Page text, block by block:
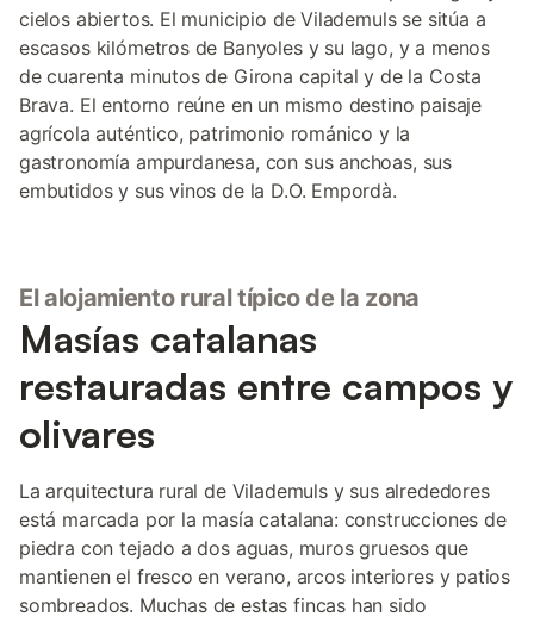
cielos abiertos. El municipio de Vilademuls se sitúa a
escasos kilómetros de Banyoles y su lago, y a menos
de cuarenta minutos de Girona capital y de la Costa
Brava. El entorno reúne en un mismo destino paisaje
agrícola auténtico, patrimonio románico y la
gastronomía ampurdanesa, con sus anchoas, sus
embutidos y sus vinos de la D.O. Empordà.
El alojamiento rural típico de la zona
Masías catalanas
restauradas entre campos y
olivares
La arquitectura rural de Vilademuls y sus alrededores
está marcada por la masía catalana: construcciones de
piedra con tejado a dos aguas, muros gruesos que
mantienen el fresco en verano, arcos interiores y patios
sombreados. Muchas de estas fincas han sido